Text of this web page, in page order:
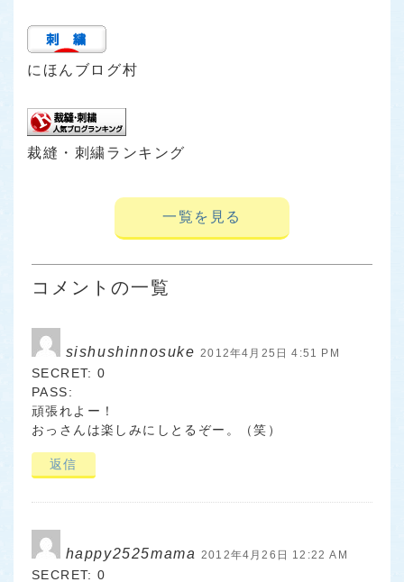
にほんブログ村
裁縫・刺繍ランキング
一覧を見る
コメントの一覧
sishushinnosuke 2012年4月25日 4:51 PM
SECRET: 0
PASS:
頑張れよー！
おっさんは楽しみにしとるぞー。（笑）
返信
happy2525mama 2012年4月26日 12:22 AM
SECRET: 0